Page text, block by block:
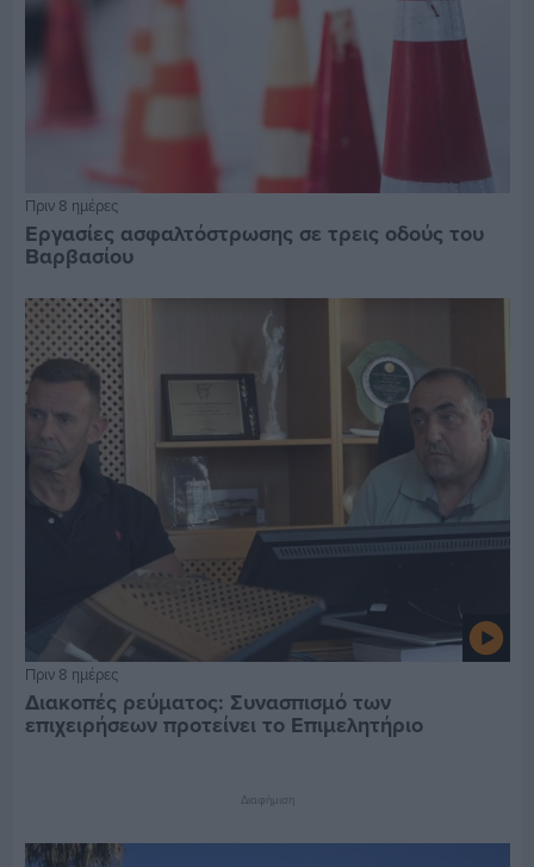
Πριν 8 ημέρες
Εργασίες ασφαλτόστρωσης σε τρεις οδούς του
Βαρβασίου
Πριν 8 ημέρες
Διακοπές ρεύματος: Συνασπισμό των
επιχειρήσεων προτείνει το Επιμελητήριο
Διαφήμιση